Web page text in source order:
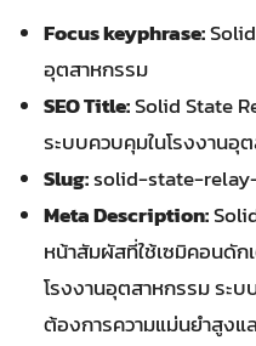
Focus keyphrase:
อุตสาหกรรม
SEO Title:Solid State
ระบบควบคุมในโรงงานอุ
Slug:solid-state-
Meta Description:
หน้าสัมผัสที่ใช้เซมิคอนดัก
โรงงานอุตสาหกรรม ระ
ต้องการความแม่นยำสูงแ